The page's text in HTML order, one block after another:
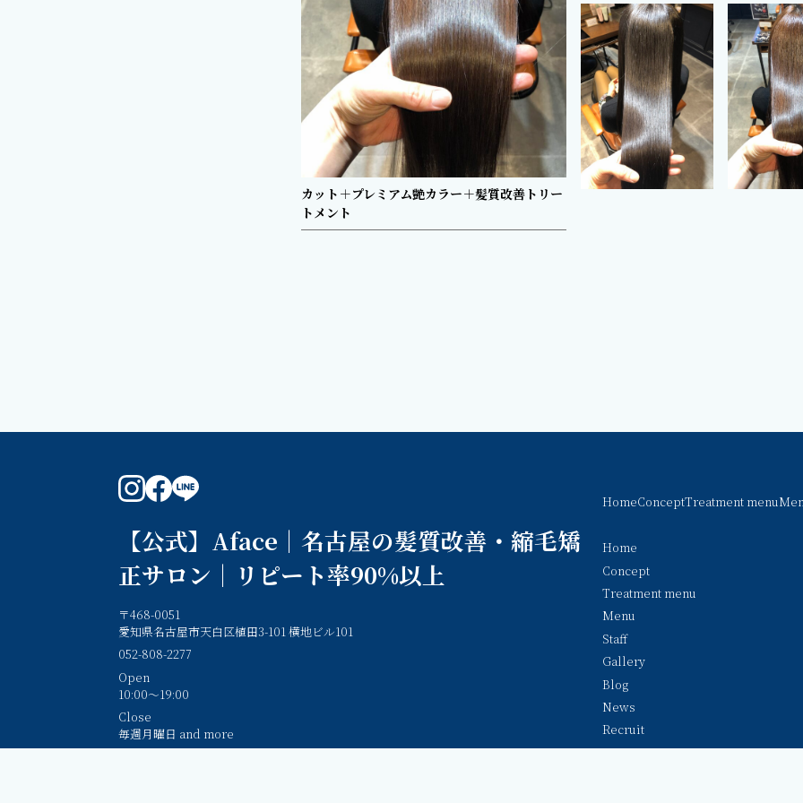
カット＋プレミアム艶カラー＋髪質改善トリー
トメント
【公式】Aface｜名古屋の髪質改善・縮毛矯
正サロン｜リピート率90%以上
〒468-0051
愛知県名古屋市天白区植田3-101 横地ビル101
052-808-2277
Open
10:00～19:00
Close
毎週月曜日 and more
HomeConceptTreatment menu
Home
Concept
Treatment menu
Menu
Staff
Gallery
Blog
News
Recruit